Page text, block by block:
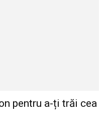
pentru a-ți trăi cea